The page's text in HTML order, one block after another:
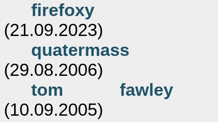
firefoxy
(21.09.2023)
quatermass
(29.08.2006)
tom fawley
(10.09.2005)